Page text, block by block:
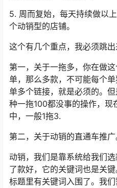
5. 周而复始，每天持续做以
个动销型的店铺。
这个有几个重点，我必须跳出
第一，关于一拖多，你在做
单，那么多款，不可能每个
单多个链接，就是必须的。
种一拖100都没事的操作，现
中，一般1拖3.
第二，关于动销的直通车推广
动销，我们是靠系统给我们
了款好，它的关键词也是关
标题里有关键词入围了。我